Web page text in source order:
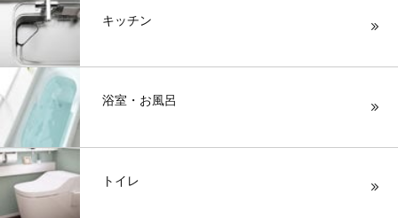
キッチン
浴室・お風呂
トイレ